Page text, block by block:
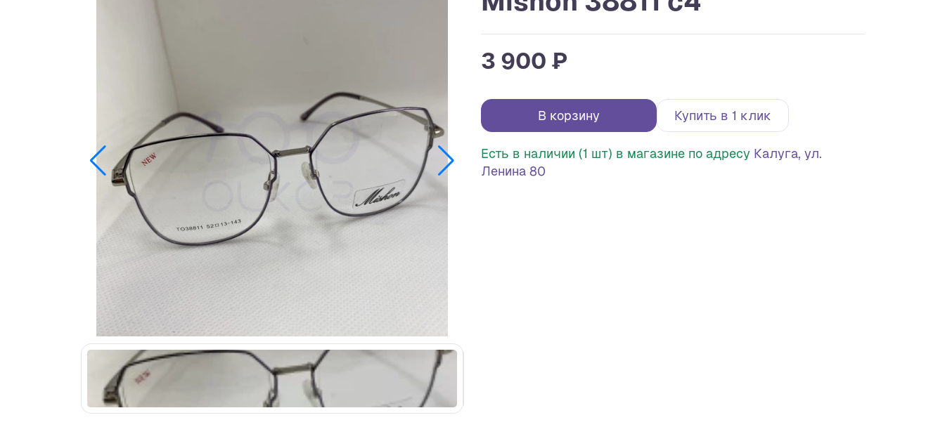
3 900 ₽
В корзину Купить в 1 клик
Есть в наличии (1 шт) в магазине по адресу Калуга, ул.
Ленина 80